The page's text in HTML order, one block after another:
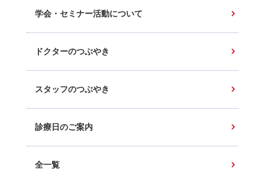
学会・セミナー活動について
ドクターのつぶやき
スタッフのつぶやき
診療日のご案内
全一覧